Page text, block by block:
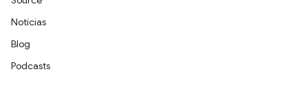
Notícias
Blog
Podcasts